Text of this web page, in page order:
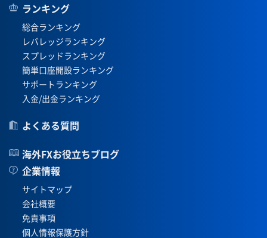
ランキング
総合ランキング
レバレッジランキング
スプレッドランキング
簡単口座開設ランキング
サポートランキング
入金/出金ランキング
よくある質問
海外FXお役立ちブログ
企業情報
サイトマップ
会社概要
免責事項
個人情報保護方針